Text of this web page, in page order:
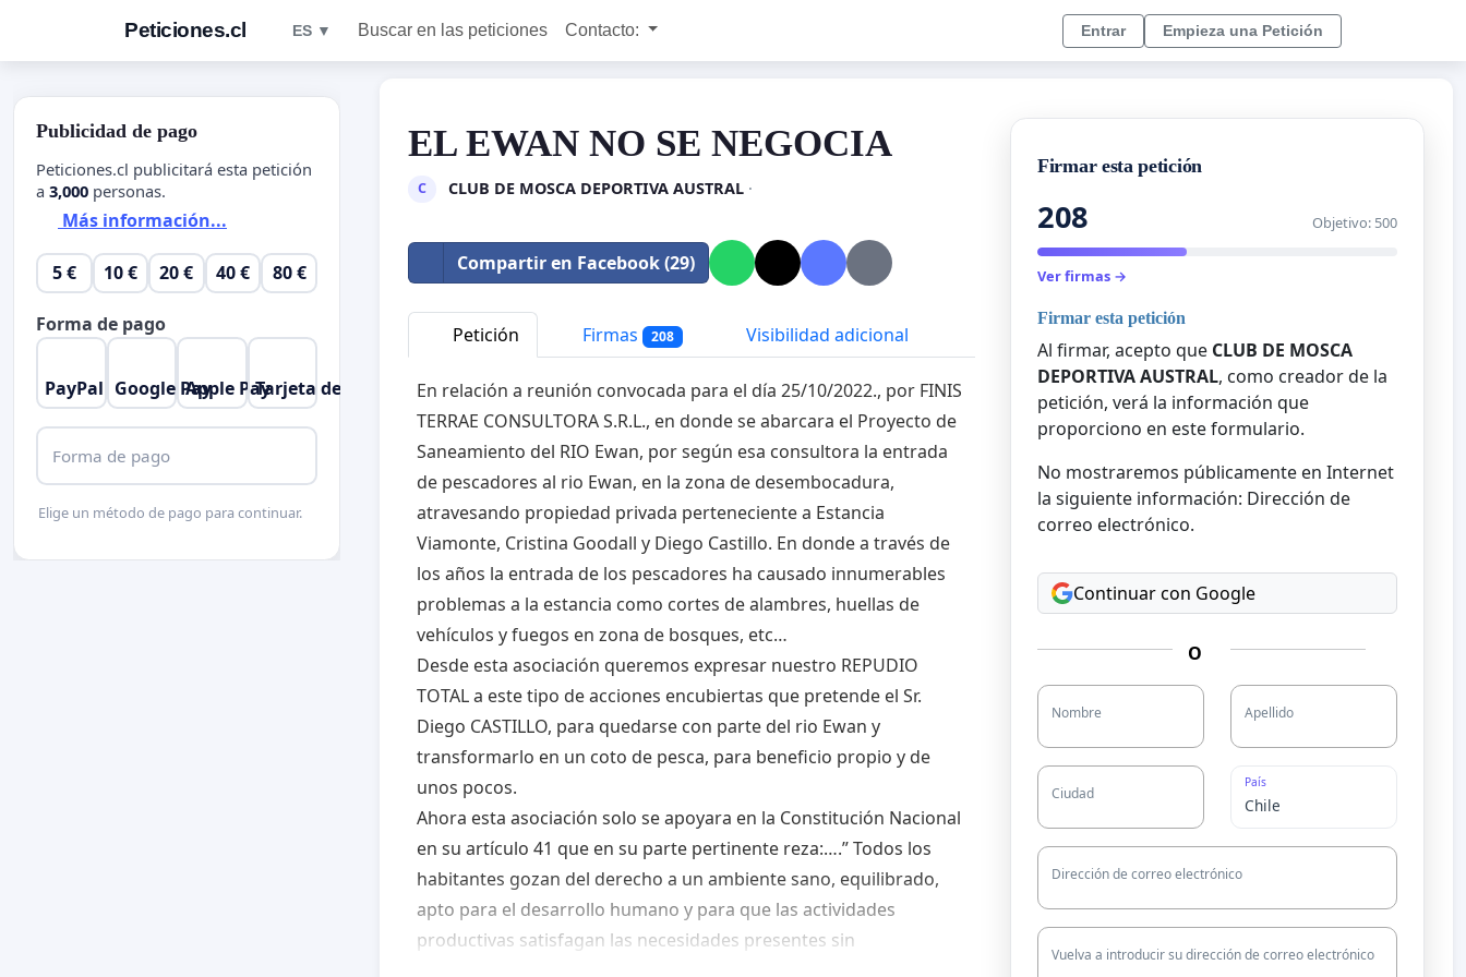
Peticiones.cl ES ▼ Buscar en las peticiones Contacto: Entrar Empieza una Petición
EL EWAN NO SE NEGOCIA
C CLUB DE MOSCA DEPORTIVA AUSTRAL·
Compartir en Facebook (29)
Petición Firmas 208 Visibilidad adicional
En relación a reunión convocada para el día 25/10/2022., por FINIS
TERRAE CONSULTORA S.R.L., en donde se abarcara el Proyecto de
Saneamiento del RIO Ewan, por según esa consultora la entrada
de pescadores al rio Ewan, en la zona de desembocadura,
atravesando propiedad privada perteneciente a Estancia
Viamonte, Cristina Goodall y Diego Castillo. En donde a través de
los años la entrada de los pescadores ha causado innumerables
problemas a la estancia como cortes de alambres, huellas de
vehículos y fuegos en zona de bosques, etc…
Desde esta asociación queremos expresar nuestro REPUDIO
TOTAL a este tipo de acciones encubiertas que pretende el Sr.
Diego CASTILLO, para quedarse con parte del rio Ewan y
transformarlo en un coto de pesca, para beneficio propio y de
unos pocos.
Ahora esta asociación solo se apoyara en la Constitución Nacional
en su artículo 41 que en su parte pertinente reza:….” Todos los
habitantes gozan del derecho a un ambiente sano, equilibrado,
apto para el desarrollo humano y para que las actividades
productivas satisfagan las necesidades presentes sin
Firmar esta petición
208 Objetivo: 500
Ver firmas →
Firmar esta petición
Al firmar, acepto que CLUB DE MOSCA
DEPORTIVA AUSTRAL, como creador de la
petición, verá la información que
proporciono en este formulario.
No mostraremos públicamente en Internet
la siguiente información: Dirección de
correo electrónico.
Continuar con Google
O
Nombre Apellido
Ciudad
País
Dirección de correo electrónico
Vuelva a introducir su dirección de correo electrónico
Publicidad de pago
Peticiones.cl publicitará esta petición
a 3,000 personas.
Más información...
5 € 10 € 20 € 40 € 80 €
Forma de pago
PayPal Google PayApple PayTarjeta de crédito
Forma de pago
Elige un método de pago para continuar.